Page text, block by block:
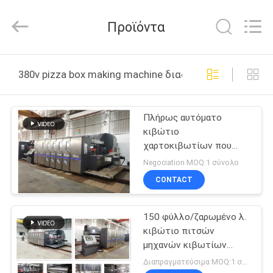
ΠΡΟΪΌΝΤΑ
ΒΊΝΤΕΟ
ΠΕΡΊΠΟΥ
ΕΜΕΊΣ
ΓΎΡΟΣ
ΕΡΓΟΣΤΑΣΊΩΝ
Reserved.
Προϊόντα
380v pizza box making machine διαδικτυακή
Πλήρως αυτόματο
κιβώτιο
χαρτοκιβωτίων που
κατασκευάζει τη μηχανή,
κιβώτιο πιτσών 380V
60mm που κατασκευάζει
Negociation MOQ:1 σύνολο
CONTACT
150 φύλλο/ζαρωμένο λ.
κιβώτιο πιτσών
μηχανών κιβωτίων
τεμαχίζοντας αυτόματο